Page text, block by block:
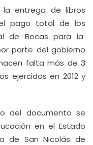
la entrega de libros
pago total de los
de Becas para la
parte del gobierno
falta más de 3
ejercidos en 2012 y
del documento se
en el Estado
de San Nicolás de